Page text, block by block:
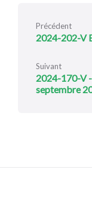
Précédent
2024-202-V
Suivant
2024-170-V
septembre